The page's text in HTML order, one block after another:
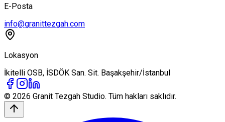
E-Posta
info@granittezgah.com
Lokasyon
İkitelli OSB, İSDÖK San. Sit. Başakşehir/İstanbul
© 2026 Granit Tezgah Studio. Tüm hakları saklıdır.